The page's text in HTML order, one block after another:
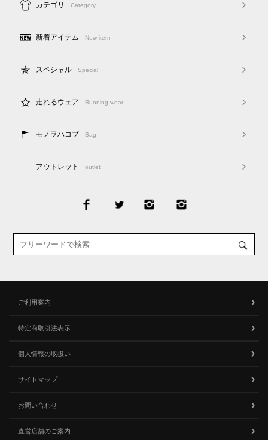
カテゴリ Category
新着アイテム New item
スペシャル Special
走れるウェア Running wear
モノヲハコブ Bag
アウトレット outlet
ご利用案内
特定商取引法表示
個人情報の取扱い
サイトマップ
お問い合わせ
直営店舗のご案内